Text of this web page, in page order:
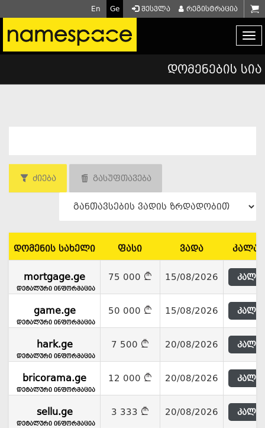
რეგისტრაცია
შესვლა
En Ge
დომენების სია
ძიება გასუფთავება
დომენის სახელი ფასი ვადა
mortgage.ge
დეტალური ინფორმაცია
75 000 15/08/2026
game.ge
დეტალური ინფორმაცია
50 000 15/08/2026
hark.ge
დეტალური ინფორმაცია
7 500 20/08/2026
bricorama.ge
დეტალური ინფორმაცია
12 000 20/08/2026
sellu.ge
დეტალური ინფორმაცია
3 333 20/08/2026